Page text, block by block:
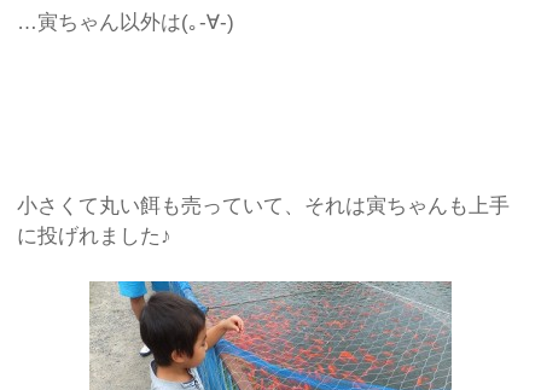
…寅ちゃん以外は(｡-∀-)
小さくて丸い餌も売っていて、それは寅ちゃんも上手
に投げれました♪